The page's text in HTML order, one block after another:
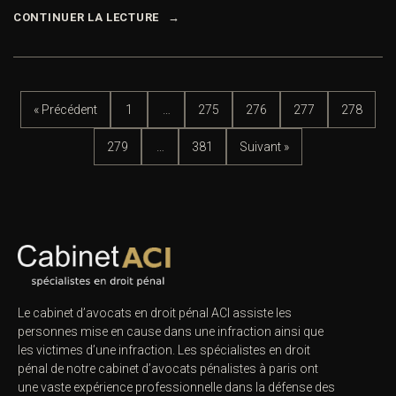
CONTINUER LA LECTURE
« Précédent 1 275 276 277 278
279 381 Suivant »
Le cabinet d’avocats en droit pénal ACI assiste les
personnes mise en cause dans une infraction ainsi que
les victimes d’une infraction. Les spécialistes en droit
pénal de notre cabinet d’avocats pénalistes à paris ont
une vaste expérience professionnelle dans la défense des